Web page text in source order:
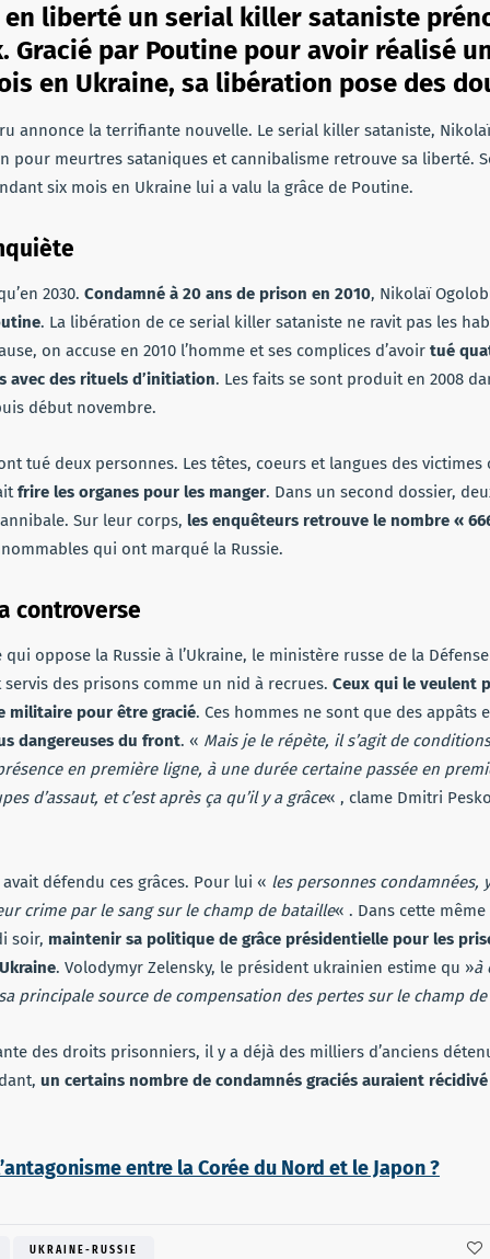
en liberté un serial killer sataniste
Gracié par Poutine pour avoir réalisé
en Ukraine, sa libération pose des
annonce la terrifiante nouvelle. Le serial killer sataniste,
pour meurtres sataniques et cannibalisme retrouve sa liberté.
six mois en Ukraine lui a valu la grâce de Poutine.
2030. Condamné à 20 ans de prison en 2010, Nikolaï
. La libération de ce serial killer sataniste ne ravit pas les
on accuse en 2010 l’homme et ses complices d’avoir tué
avec des rituels d’initiation. Les faits se sont produit en 2008
début novembre.
tué deux personnes. Les têtes, coeurs et langues des victimes
frire les organes pour les manger. Dans un second dossier,
Sur leur corps, les enquêteurs retrouve le nombre «
qui ont marqué la Russie.
controverse
oppose la Russie à l’Ukraine, le ministère russe de la
servis des prisons comme un nid à recrues. Ceux qui le veulent
militaire pour être gracié. Ces hommes ne sont que des appâts
dangereuses du front. « Mais je le répète, il s’agit de
en première ligne, à une durée certaine passée en
d’assaut, et c’est après ça qu’il y a grâce« , clame Dmitri
défendu ces grâces. Pour lui « les personnes condamnées,
crime par le sang sur le champ de bataille« . Dans cette
soir, maintenir sa politique de grâce présidentielle pour les
. Volodymyr Zelensky, le président ukrainien estime qu »à
principale source de compensation des pertes sur le champ
des droits prisonniers, il y a déjà des milliers d’anciens
un certains nombre de condamnés graciés auraient
entre la Corée du Nord et le Japon ?
UKRAINE-RUSSIE